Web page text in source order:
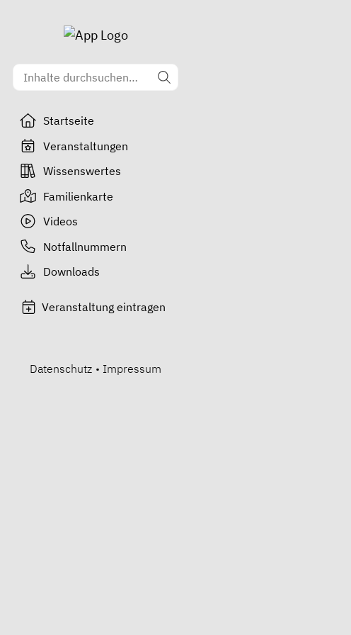
Startseite
Veranstaltungen
Wissenswertes
Familienkarte
Videos
Notfallnummern
Downloads
Veranstaltung eintragen
Datenschutz • Impressum